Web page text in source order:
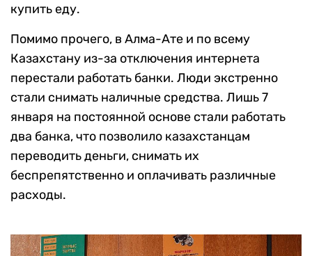
купить еду.
Помимо прочего, в Алма-Ате и по всему
Казахстану из-за отключения интернета
перестали работать банки. Люди экстренно
стали снимать наличные средства. Лишь 7
января на постоянной основе стали работать
два банка, что позволило казахстанцам
переводить деньги, снимать их
беспрепятственно и оплачивать различные
расходы.